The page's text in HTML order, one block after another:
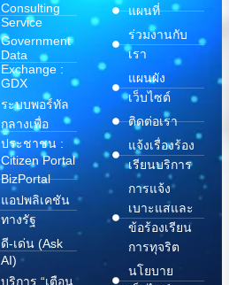
Consulting
Service
Government
Data
Exchange :
GDX
ระบบพอร์ทัล
กลางเพื่อ
ประชาชน :
Citizen Portal
BizPortal
แอปพลิเคชัน
ทางรัฐ
ดี-เด่น (Ask
AI)
บริการ “เตือน
แผนที่
ร่วมงานกับ
เรา
แผนผัง
เว็บไซต์
ติดต่อเรา
แจ้งเรื่องร้อง
เรียนบริการ
การแจ้ง
เบาะแสและ
ข้อร้องเรียน
การทุจริต
นโยบาย